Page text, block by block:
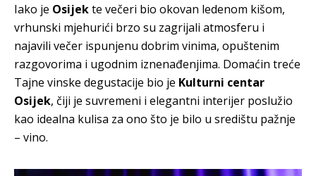
Iako je Osijekte večeri bio okovan ledenom kišom,
vrhunski mjehurići brzo su zagrijali atmosferu i
najavili večer ispunjenu dobrim vinima, opuštenim
razgovorima i ugodnim iznenađenjima. Domaćin treće
Tajne vinske degustacije bio je Kulturni centar
Osijek, čiji je suvremeni i elegantni interijer poslužio
kao idealna kulisa za ono što je bilo u središtu pažnje
– vino.